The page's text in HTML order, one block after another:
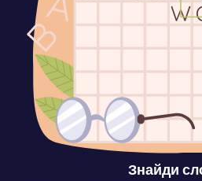
Знайди